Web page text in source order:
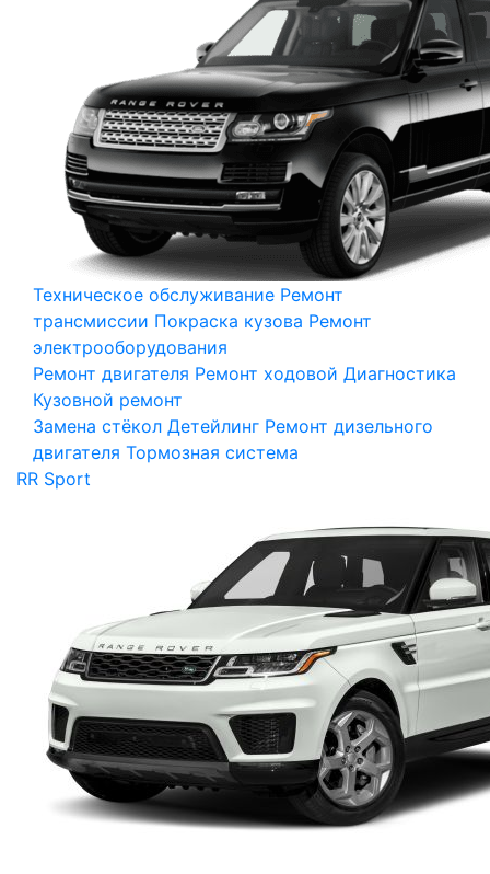
Техническое обслуживание Ремонт
трансмиссии Покраска кузова Ремонт
электрооборудования
Ремонт двигателя Ремонт ходовой Диагностика
Кузовной ремонт
Замена стёкол Детейлинг Ремонт дизельного
двигателя Тормозная система
RR Sport